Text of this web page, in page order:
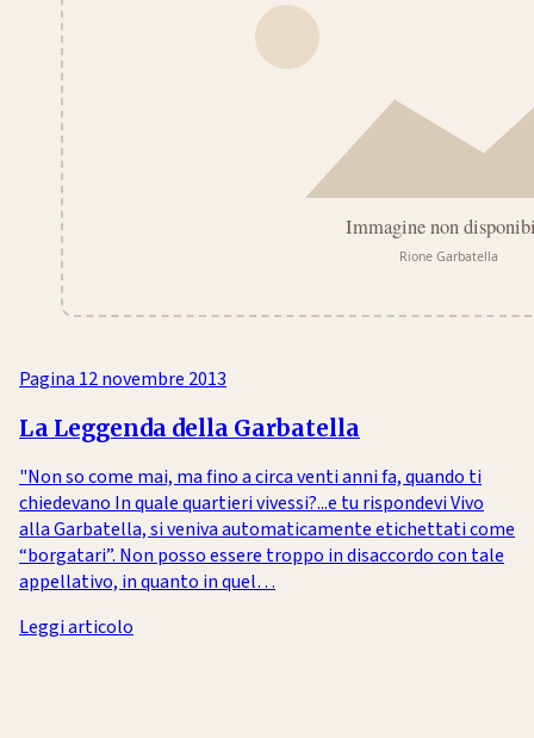
Pagina 12 novembre 2013
La Leggenda della Garbatella
"Non so come mai, ma fino a circa venti anni fa, quando ti
chiedevano In quale quartieri vivessi?...e tu rispondevi Vivo
alla Garbatella, si veniva automaticamente etichettati come
“borgatari”. Non posso essere troppo in disaccordo con tale
appellativo, in quanto in quel…
Leggi articolo